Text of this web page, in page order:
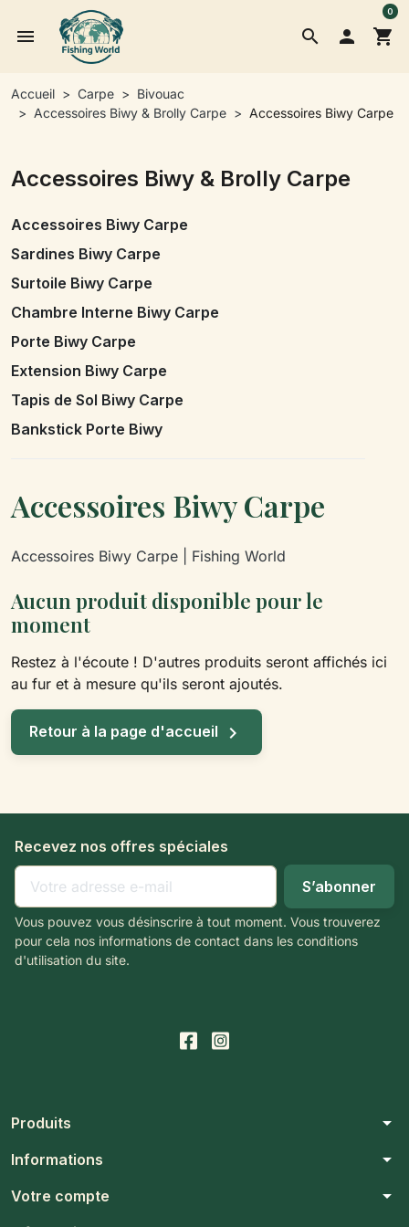
search
menu  shopping_cart
0
Accueil Carpe
Bivouac
Accessoires Biwy & Brolly Carpe
Accessoires Biwy Carpe
Accessoires Biwy & Brolly Carpe
Accessoires Biwy Carpe
Sardines Biwy Carpe
Surtoile Biwy Carpe
Chambre Interne Biwy Carpe
Porte Biwy Carpe
Extension Biwy Carpe
Tapis de Sol Biwy Carpe
Bankstick Porte Biwy
Accessoires Biwy Carpe
Accessoires Biwy Carpe | Fishing World
Aucun produit disponible pour le
moment
Restez à l'écoute ! D'autres produits seront affichés ici
au fur et à mesure qu'ils seront ajoutés.
Retour à la page d'accueil 
Recevez nos offres spéciales
Vous pouvez vous désinscrire à tout moment. Vous trouverez
pour cela nos informations de contact dans les conditions
d'utilisation du site.
Produits arrow_drop_down
Informations arrow_drop_down
Votre compte arrow_drop_down